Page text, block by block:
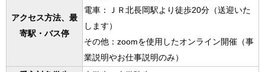
アクセス方法、最
寄駅・バス停
電車：ＪＲ北長岡駅より徒歩20分（送迎いた
します）
その他：zoomを使用したオンライン開催（事
業説明やお仕事説明のみ）